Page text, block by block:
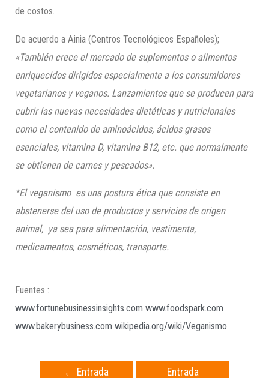
de costos.
De acuerdo a Ainia (Centros Tecnológicos Españoles);
«También crece el mercado de suplementos o alimentos
enriquecidos dirigidos especialmente a los consumidores
vegetarianos y veganos. Lanzamientos que se producen para
cubrir las nuevas necesidades dietéticas y nutricionales
como el contenido de aminoácidos, ácidos grasos
esenciales, vitamina D, vitamina B12, etc. que normalmente
se obtienen de carnes y pescados».
*El veganismo ​ es una postura ética que consiste en
abstenerse del uso de productos y servicios de origen
animal, ​​​ ya sea para alimentación, vestimenta,
medicamentos, cosméticos, transporte.
Fuentes :
www.fortunebusinessinsights.com www.foodspark.com
www.bakerybusiness.com wikipedia.org/wiki/Veganismo
← Entrada Entrada